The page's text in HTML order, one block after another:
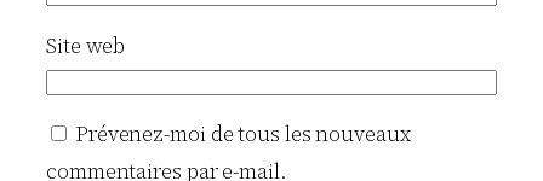
Site web
Prévenez-moi de tous les nouveaux
commentaires par e-mail.